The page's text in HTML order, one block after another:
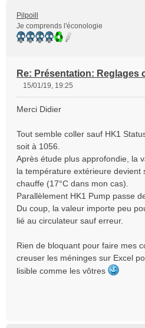
Pilpoill
Je comprends l'éconologie
Re: Présentation: Reglages
s
a
g
e
n
n
l
u
15/01/19, 19:25
Merci Didier
Tout semble coller sauf HK1
soit à 1056.
Après étude plus approfondie, la
la température extérieure devient
chauffe (17°C dans mon cas).
Parallèlement HK1 Pump passe
Du coup, la valeur importe peu
lié au circulateur sauf erreur.
Rien de bloquant pour faire mes
creuser les méninges sur Excel
lisible comme les vôtres